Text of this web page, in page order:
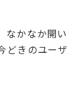
なかなか開い
どきのユーザ